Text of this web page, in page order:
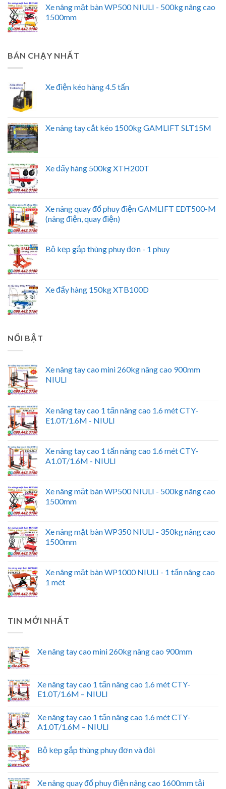
Xe nâng mặt bàn WP500 NIULI - 500kg nâng cao
1500mm
BÁN CHẠY NHẤT
Xe điện kéo hàng 4.5 tấn
Xe nâng tay cắt kéo 1500kg GAMLIFT SLT15M
Xe đẩy hàng 500kg XTH200T
Xe nâng quay đổ phuy điện GAMLIFT EDT500-M
(nâng điện, quay điện)
Bộ kẹp gắp thùng phuy đơn - 1 phuy
Xe đẩy hàng 150kg XTB100D
NỔI BẬT
Xe nâng tay cao mini 260kg nâng cao 900mm
NIULI
Xe nâng tay cao 1 tấn nâng cao 1.6 mét CTY-
E1.0T/1.6M - NIULI
Xe nâng tay cao 1 tấn nâng cao 1.6 mét CTY-
A1.0T/1.6M - NIULI
Xe nâng mặt bàn WP500 NIULI - 500kg nâng cao
1500mm
Xe nâng mặt bàn WP350 NIULI - 350kg nâng cao
1500mm
Xe nâng mặt bàn WP1000 NIULI - 1 tấn nâng cao
1 mét
TIN MỚI NHẤT
Xe nâng tay cao mini 260kg nâng cao 900mm
Xe nâng tay cao 1 tấn nâng cao 1.6 mét CTY-
E1.0T/1.6M – NIULI
Xe nâng tay cao 1 tấn nâng cao 1.6 mét CTY-
A1.0T/1.6M – NIULI
Bộ kẹp gắp thùng phuy đơn và đôi
Xe nâng quay đổ phuy điện nâng cao 1600mm tải